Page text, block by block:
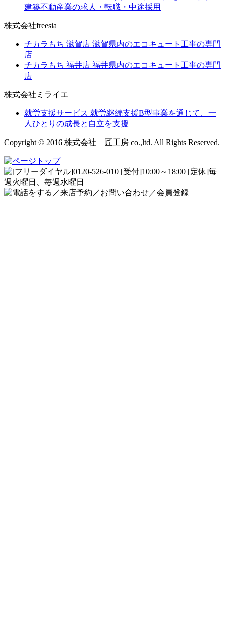
建築不動産業の求人・転職・中途採用
株式会社freesia
チカラもち 滋賀店 滋賀県内のエコキュート工事の専門
店
チカラもち 福井店 福井県内のエコキュート工事の専門
店
株式会社ミライエ
就労支援サービス 就労継続支援B型事業を通じて、一
人ひとりの成長と自立を支援
Copyright © 2016 株式会社 匠工房 co.,ltd. All Rights Reserved.